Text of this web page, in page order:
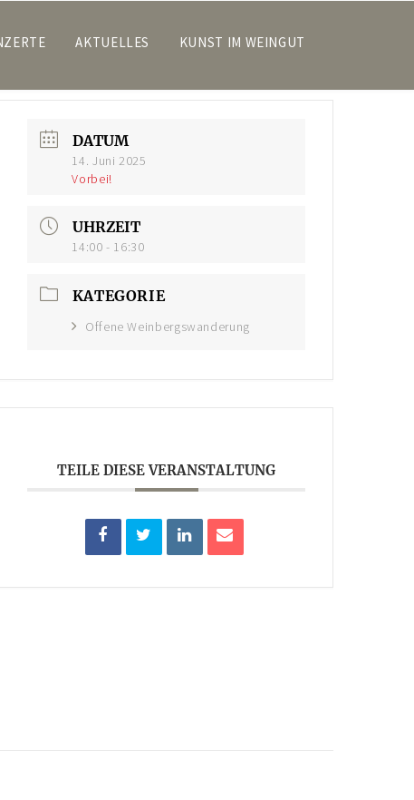
AKTUELLES KUNST IM WEINGUT
DATUM
14. Juni 2025
Vorbei!
UHRZEIT
14:00 - 16:30
KATEGORIE
Offene Weinbergswanderung
TEILE DIESE VERANSTALTUNG